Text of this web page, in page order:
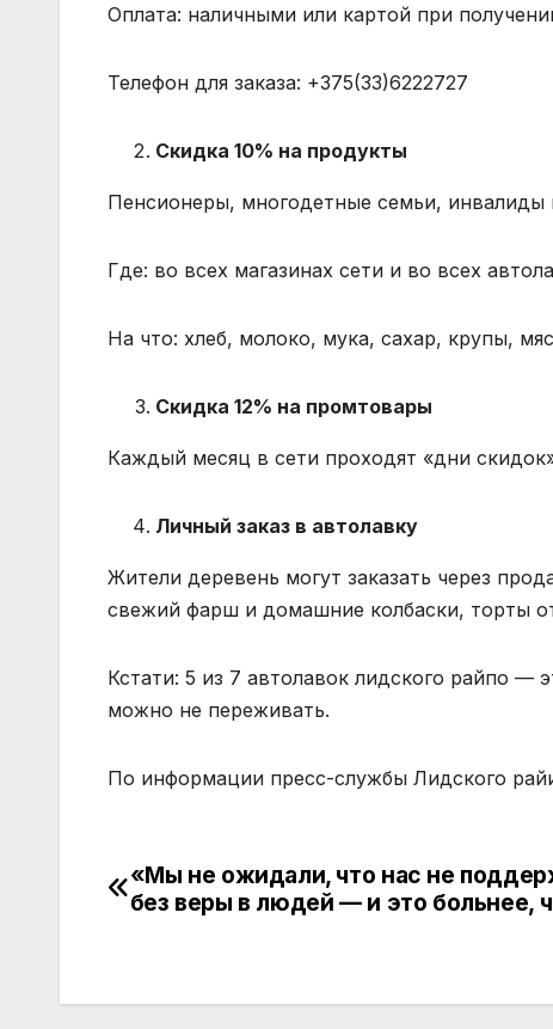
Оплата: наличными или картой при
Телефон для заказа: +375(33)6222727
Скидка 10% на продукты
Пенсионеры, многодетные семьи,
Где: во всех магазинах сети и во всех
На что: хлеб, молоко, мука, сахар, крупы,
Скидка 12% на промтовары
Каждый месяц в сети проходят «дни
Личный заказ в автолавку
Жители деревень могут заказать через
свежий фарш и домашние колбаски, торты
Кстати: 5 из 7 автолавок лидского райпо
можно не переживать.
По информации пресс-службы Лидского
«Мы не ожидали, что нас не
без веры в людей — и это больнее,